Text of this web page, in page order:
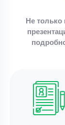
Не
Цена4200 ₽
3 минуты назад
Курсовая
Срок